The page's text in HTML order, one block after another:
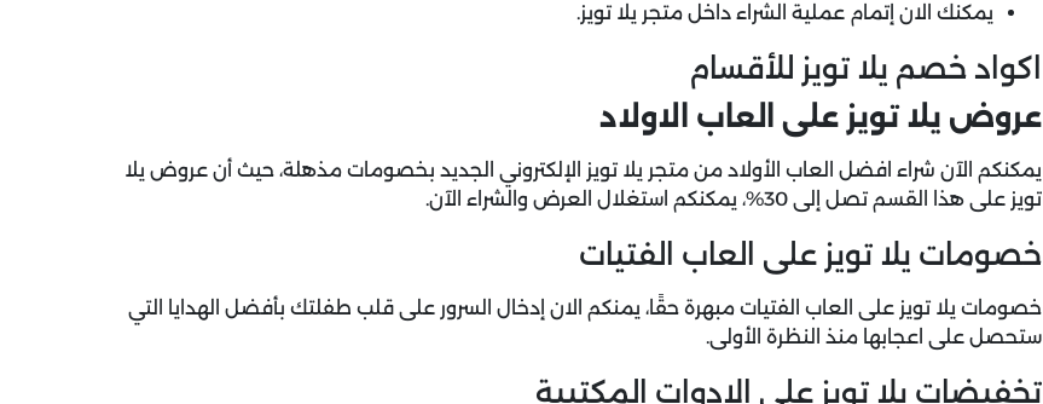
يمكنك الان إتمام عملية الشراء داخل متجر يلا تويز.
اكواد خصم يلا تويز للأقسام
عروض يلا تويز على العاب الاولاد
يمكنكم الآن شراء افضل العاب الأولاد من متجر يلا تويز الإلكتروني الجديد بخصومات مذهلة، حيث أن عروض يلا
تويز على هذا القسم تصل إلى 30%، يمكنكم استغلال العرض والشراء الآن.
خصومات يلا تويز على العاب الفتيات
خصومات يلا تويز على العاب الفتيات مبهرة حقًا، يمنكم الان إدخال السرور على قلب طفلتك بأفضل الهدايا التي
ستحصل على اعجابها منذ النظرة الأولى.
تخفيضات يلا تويز على الادوات المكتبية